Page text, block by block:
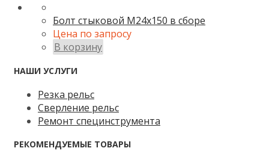
Болт стыковой М24х150 в сборе
Цена по запросу
В корзину
НАШИ УСЛУГИ
Резка рельс
Сверление рельс
Ремонт специнструмента
РЕКОМЕНДУЕМЫЕ ТОВАРЫ